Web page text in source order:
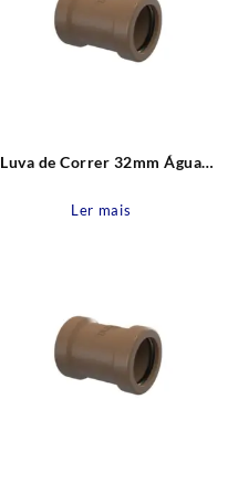
Luva de Correr 32mm Água
Ler mais